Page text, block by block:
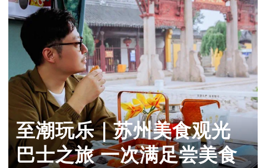
至潮玩乐｜苏州美食观光
巴士之旅 一次满足尝美食